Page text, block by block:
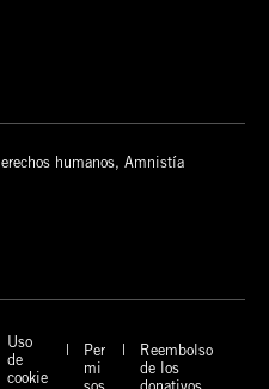
humanos, Amnistía
Uso
de
cookie
Per
mi
Reembolso
de los